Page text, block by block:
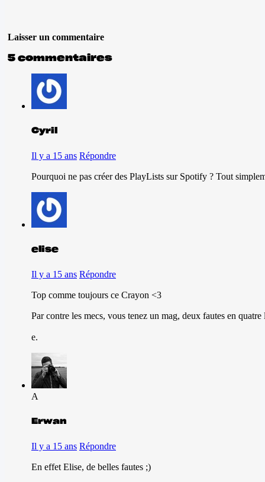
Laisser un commentaire
5 commentaires
Cyril
Il y a 15 ans Répondre
Pourquoi ne pas créer des PlayLists sur Spotify ? Tout
elise
Il y a 15 ans Répondre
Top comme toujours ce Crayon <3
Par contre les mecs, vous tenez un mag, deux fautes en
e.
A
Erwan
Il y a 15 ans Répondre
En effet Elise, de belles fautes ;)